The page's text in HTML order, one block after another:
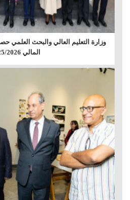
وزارة التعليم العالي والبحث العلمي
المالي 2025/2026